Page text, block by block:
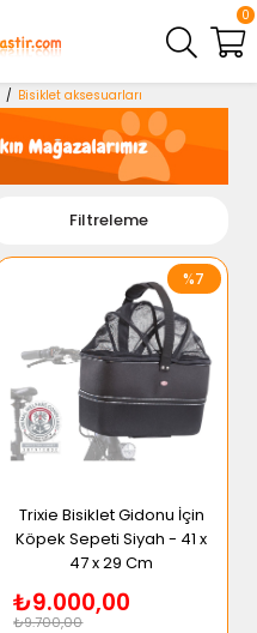
0
Bisiklet aksesuarları
Filtreleme
Trixie Bisiklet Gidonu İçin
Köpek Sepeti Siyah - 41 x
47 x 29 Cm
₺9.000,00
₺9.700,00
%7